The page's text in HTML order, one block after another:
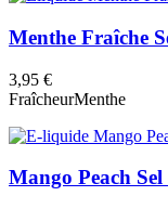
Menthe Fraîche
3,95 €
FraîcheurMenthe
Mango Peach